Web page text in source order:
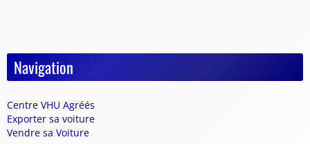
Navigation
Centre VHU Agréés
Exporter sa voiture
Vendre sa Voiture